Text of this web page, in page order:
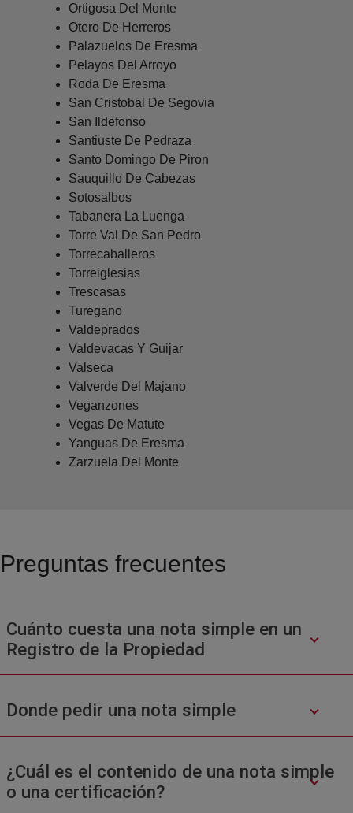
Ortigosa Del Monte
Otero De Herreros
Palazuelos De Eresma
Pelayos Del Arroyo
Roda De Eresma
San Cristobal De Segovia
San Ildefonso
Santiuste De Pedraza
Santo Domingo De Piron
Sauquillo De Cabezas
Sotosalbos
Tabanera La Luenga
Torre Val De San Pedro
Torrecaballeros
Torreiglesias
Trescasas
Turegano
Valdeprados
Valdevacas Y Guijar
Valseca
Valverde Del Majano
Veganzones
Vegas De Matute
Yanguas De Eresma
Zarzuela Del Monte
Preguntas frecuentes
Cuánto cuesta una nota simple en un
Registro de la Propiedad
Donde pedir una nota simple
¿Cuál es el contenido de una nota simple
o una certificación?